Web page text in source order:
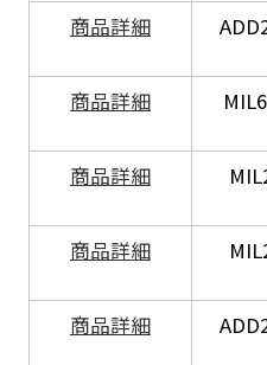
商品詳細
商品詳細
商品詳細
商品詳細
商品詳細